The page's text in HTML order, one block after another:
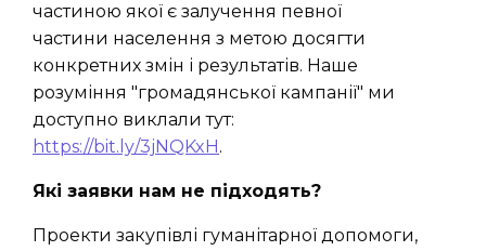
частиною якої є залучення певної
частини населення з метою досягти
конкретних змін і результатів. Наше
розуміння "громадянської кампанії" ми
доступно виклали тут:
https://bit.ly/3jNQKxH.
Які заявки нам не підходять?
Проекти закупівлі гуманітарної допомоги,